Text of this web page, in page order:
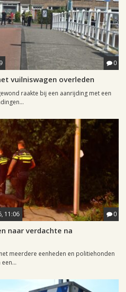
0
vuilniswagen overleden
raakte bij een aanrijding met een
11:06 0
naar verdachte na
meerdere eenheden en politiehonden